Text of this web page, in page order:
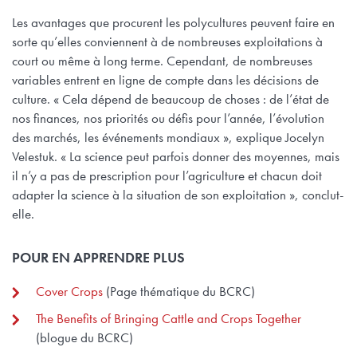
Les avantages que procurent les polycultures peuvent faire en
sorte qu’elles conviennent à de nombreuses exploitations à
court ou même à long terme. Cependant, de nombreuses
variables entrent en ligne de compte dans les décisions de
culture. « Cela dépend de beaucoup de choses : de l’état de
nos finances, nos priorités ou défis pour l’année, l’évolution
des marchés, les événements mondiaux », explique Jocelyn
Velestuk. « La science peut parfois donner des moyennes, mais
il n’y a pas de prescription pour l’agriculture et chacun doit
adapter la science à la situation de son exploitation », conclut-
elle.
POUR EN APPRENDRE PLUS
Cover Crops (Page thématique du BCRC)
The Benefits of Bringing Cattle and Crops Together
(blogue du BCRC)